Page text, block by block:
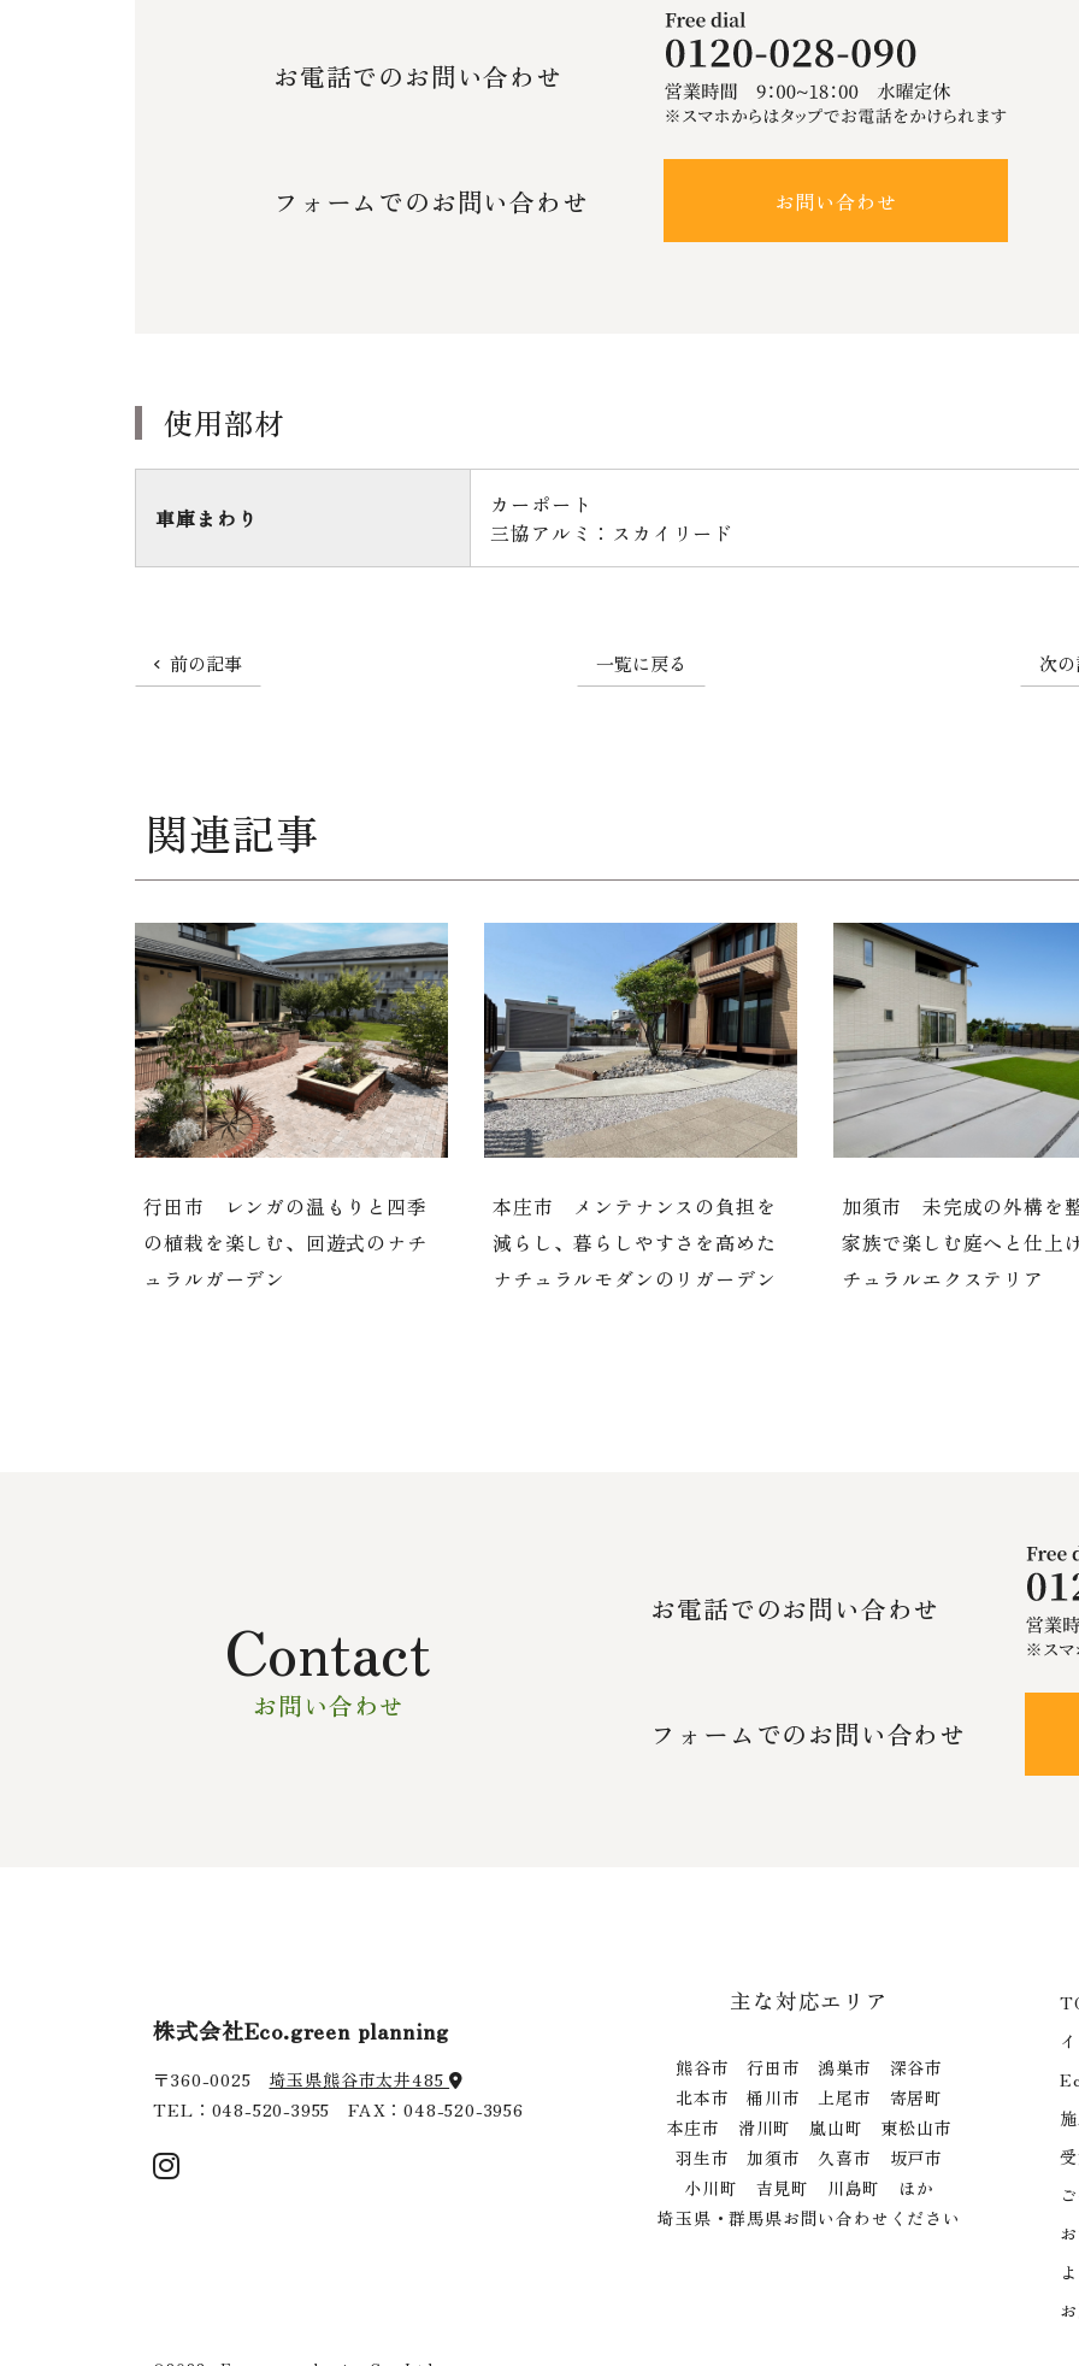
お電話でのお問い合わせ
フォームでのお問い合わせ お問い合わせ
使用部材
車庫まわり
カーポート
三協アルミ：スカイリード
前の記事 一覧に戻る 次
関連記事
行田市 レンガの温もりと四季
の植栽を楽しむ、回遊式のナチ
ュラルガーデン
本庄市 メンテナンスの負担を
減らし、暮らしやすさを高めた
ナチュラルモダンのリガーデン
加須市 未完成の外構を
家族で楽しむ庭へと仕上
チュラルエクステリア
Contact
お問い合わせ
お電話でのお問い合わせ
フォームでのお問い合わせ
株式会社Eco.green planning
〒360-0025 埼玉県熊谷市太井485
TEL： 048-520-3955 FAX：048-520-3956
主な対応エリア
熊谷市 行田市 鴻巣市 深谷市
北本市 桶川市 上尾市 寄居町
本庄市 滑川町 嵐山町 東松山市
羽生市 加須市 久喜市 坂戸市
小川町 吉見町 川島町 ほか
埼玉県・群馬県お問い合わせください